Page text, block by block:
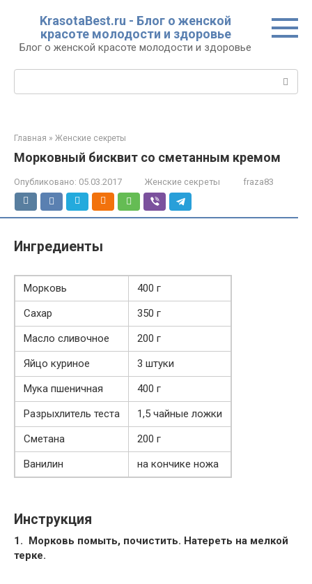
контенту
KrasotaBest.ru - Блог о женской
красоте молодости и здоровье
Блог о женской красоте молодости и здоровье
Главная » Женские секреты
Морковный бисквит со сметанным кремом
Опубликовано: 05.03.2017 Женские секреты fraza83
Ингредиенты
Морковь
400 г
Сахар
350 г
Масло сливочное
200 г
Яйцо куриное
3 штуки
Мука пшеничная
400 г
Разрыхлитель теста
1,5 чайные ложки
Сметана
200 г
Ванилин
на кончике ножа
Инструкция
1. Морковь помыть, почистить. Натереть на мелкой
терке.